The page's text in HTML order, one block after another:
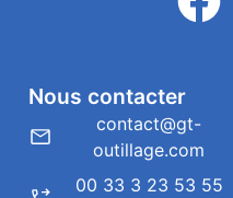
Nous contacter
contact@gt-
outillage.com
00 33 3 23 53 55